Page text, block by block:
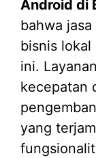
Android di
bahwa
bisnis lokal
ini.
kecepatan
yang